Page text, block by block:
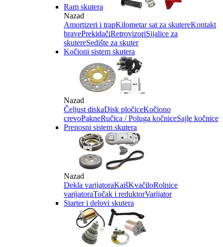
Ram skutera
Nazad
Amortizeri i trapKilometar sat za skutereKontakt
bravePrekidačiRetrovizoriSijalice za
skutereSedište za skuter
Kočioni sistem skutera
Nazad
Čeljust diskaDisk pločiceKočiono
crevoPakneRučica / Poluga kočniceSajle kočnice
Prenosni sistem skutera
Nazad
Dekla varijatoraKaišKvačiloRolnice
varijatoraTočak i reduktorVarijator
Starter i delovi skutera